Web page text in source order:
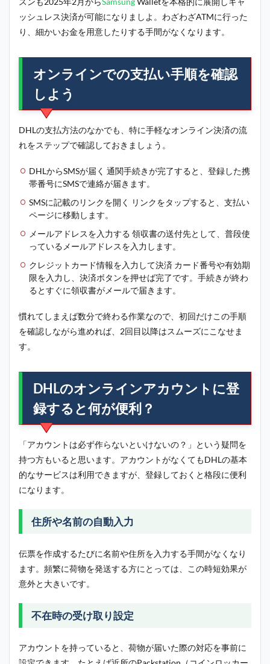
ッシュレス決済が可能になりましよ。わざわざATMに行った
り、細かいお金を用意したりする手間がなくなります。
オンラインでの支払い手順を確認
しよう
DHLの支払方法のなかでも、特に手軽なオンライン決済の流
れをステップで確認しておきましょう。
DHLからSMSが届く 通関手続きが完了すると、登録した携
帯番号にSMSで連絡が届きます。
SMSに記載のリンクを開く リンクをタップすると、支払い
ページに移動します。
メールアドレスを入力する 領収書の送付先として、普段使
っているメールアドレスを入力します。
クレジットカード情報を入力して決済 カード番号や有効期
限を入力し、決済ボタンを押せば完了です。手続きが終わ
るとすぐに領収書がメールで届きます。
慣れてしまえば数分で終わる作業なので、初回だけこの手順
を確認しながら進めれば、2回目以降はスムーズにこなせま
す。
DHLのオンラインアカウントに登
録すると何が便利？
「アカウントは必ず作らないといけないの？」という疑問を
持つ方もいると思います。アカウントがなくてもDHLの基本
的なサービスは利用できますが、登録しておくと格段に便利
になります。
住所や名前の自動入力
伝票を作成するたびに名前や住所を入力する手間がなくなり
ます。頻繁に荷物を発送する方にとっては、この時短効果が
意外と大きいです。
不在時の受け取り設定
アカウントを持っていると、荷物が届いた際の対応を事前に